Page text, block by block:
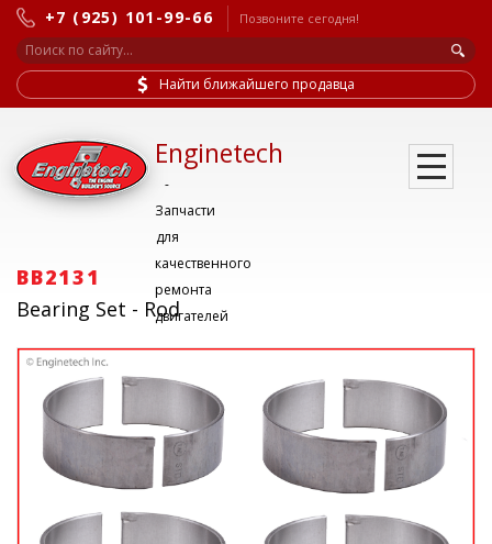
+7 (925) 101-99-66 Позвоните сегодня!
Найти ближайшего продавца
Enginetech
-
Запчасти
для
качественного
ремонта
двигателей
BB2131
Bearing Set - Rod